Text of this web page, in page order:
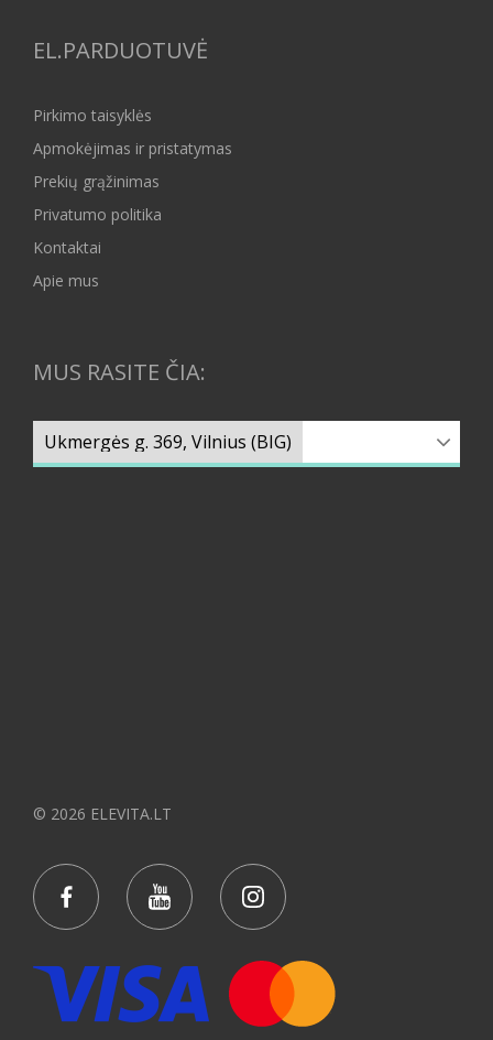
EL.PARDUOTUVĖ
Pirkimo taisyklės
Apmokėjimas ir pristatymas
Prekių grąžinimas
Privatumo politika
Kontaktai
Apie mus
MUS RASITE ČIA:
© 2026 ELEVITA.LT